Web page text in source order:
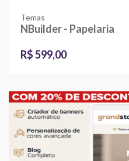
Temas
NBuilder - Papelaria
R$ 599,00